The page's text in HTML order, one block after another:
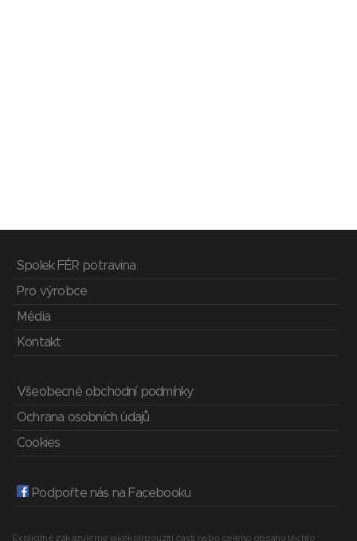
Spolek FÉR potravina
Pro výrobce
Média
Kontakt
Všeobecné obchodní podmínky
Ochrana osobních údajů
Cookies
Podpořte nás na Facebooku
Explicitně zakazujeme jakékoli použití části nebo celého obsahu těchto